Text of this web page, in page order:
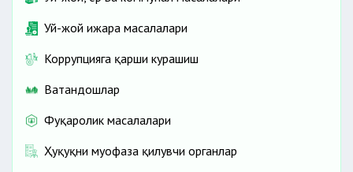
Уй-жой ижара масалалари
Коррупцияга қарши курашиш
Ватандошлар
Фуқаролик масалалари
Ҳуқуқни муҳофаза қилувчи органлар